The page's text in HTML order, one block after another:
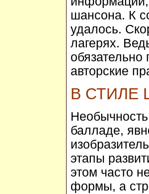
шансона. К
удалось.
лагерях.
авторские
В СТИЛЕ
балладе,
этапы
этом часто
формы, а